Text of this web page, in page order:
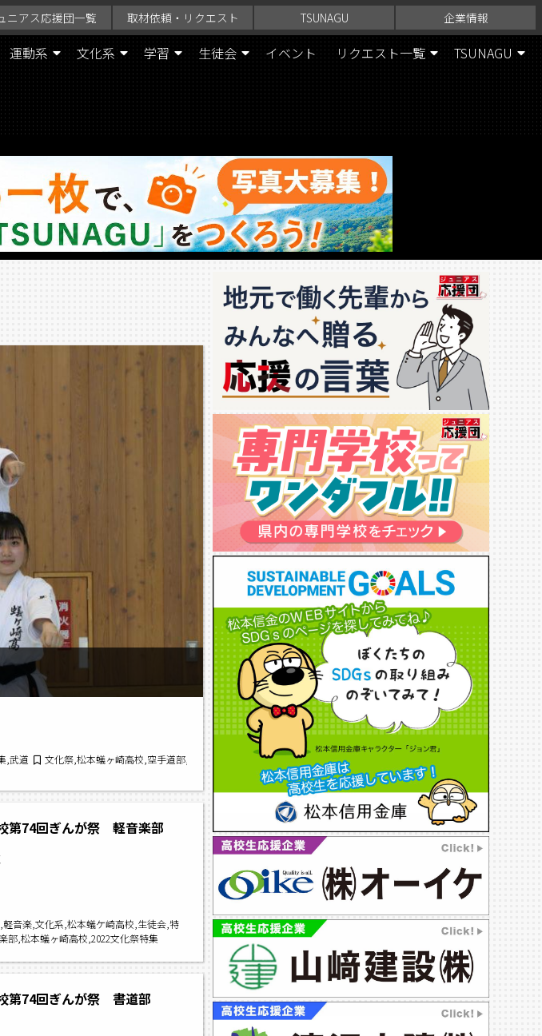
ニアス応援団一覧 取材依頼・リクエスト TSUNAGU 企業情報
運動系 文化系 学習 生徒会 イベント リクエスト一覧 TSUNAGU
,武道 文化祭,松本蟻ヶ崎高校,空手道部,2022文化祭特集,第74回ぎんが祭
第74回ぎんが祭 軽音楽部
音楽,文化系,松本蟻ケ崎高校,生徒会,特
部,松本蟻ヶ崎高校,2022文化祭特集
第74回ぎんが祭 書道部